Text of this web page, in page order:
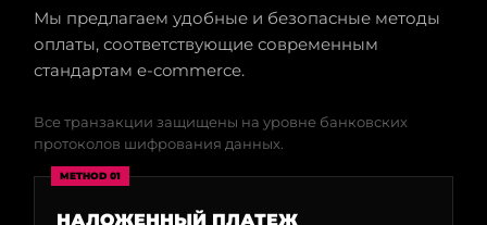
Мы предлагаем удобные и безопасные методы
оплаты, соответствующие современным
стандартам e-commerce.
Все транзакции защищены на уровне банковских
протоколов шифрования данных.
METHOD 01
НАЛОЖЕННЫЙ ПЛАТЕЖ